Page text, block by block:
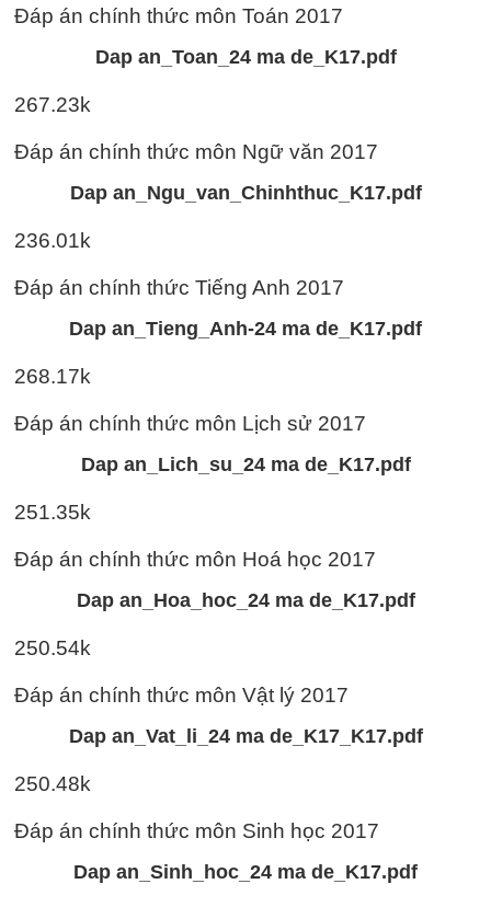
Đáp án chính thức môn Toán 2017
Dap an_Toan_24 ma de_K17.pdf
267.23k
Đáp án chính thức môn Ngữ văn 2017
Dap an_Ngu_van_Chinhthuc_K17.pdf
236.01k
Đáp án chính thức Tiếng Anh 2017
Dap an_Tieng_Anh-24 ma de_K17.pdf
268.17k
Đáp án chính thức môn Lịch sử 2017
Dap an_Lich_su_24 ma de_K17.pdf
251.35k
Đáp án chính thức môn Hoá học 2017
Dap an_Hoa_hoc_24 ma de_K17.pdf
250.54k
Đáp án chính thức môn Vật lý 2017
Dap an_Vat_li_24 ma de_K17_K17.pdf
250.48k
Đáp án chính thức môn Sinh học 2017
Dap an_Sinh_hoc_24 ma de_K17.pdf